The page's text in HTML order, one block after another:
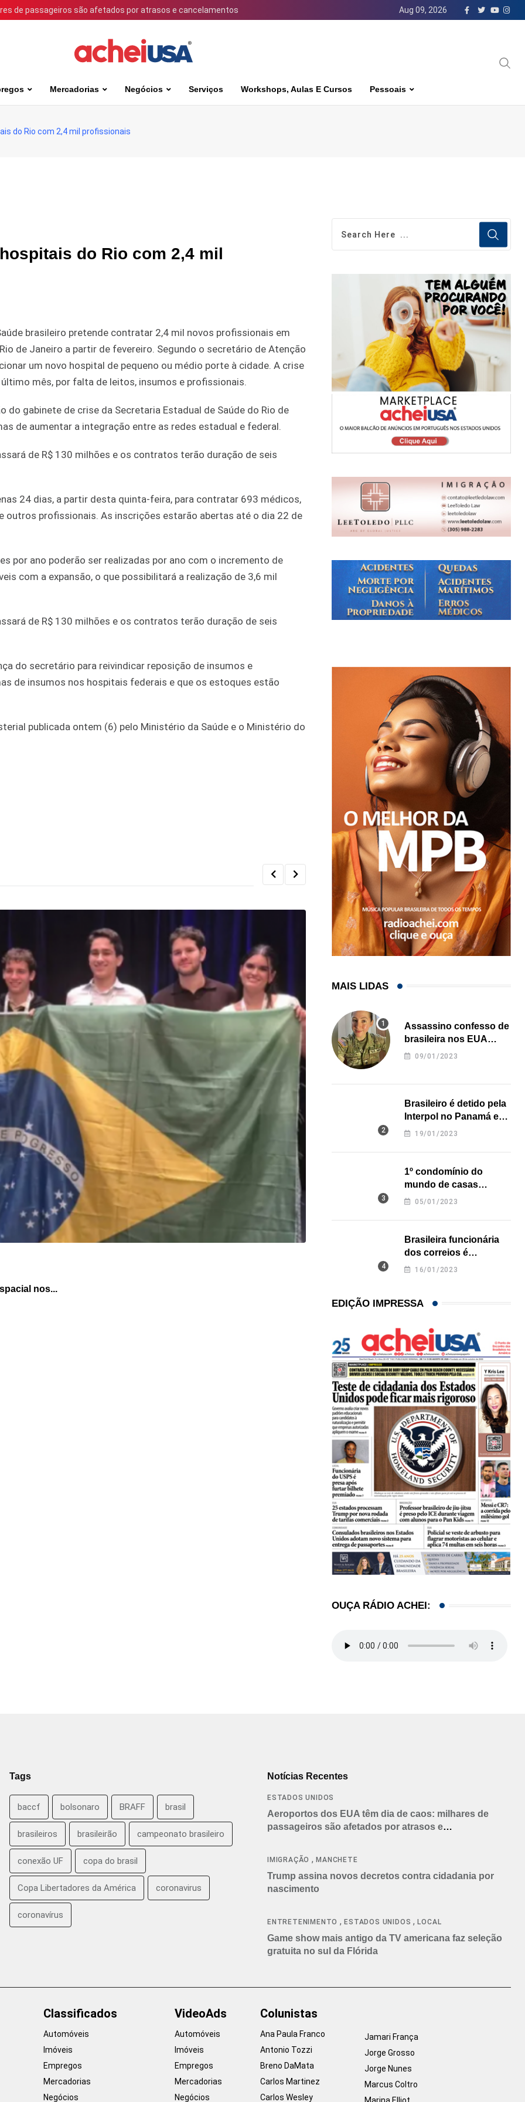
de passageiros são afetados por atrasos e cancelamentos Aug 09, 2026
Mercadorias Negócios Serviços Workshops, Aulas E Cursos Pessoais
do Rio com 2,4 mil profissionais
do Rio com 2,4 mil
brasileiro pretende contratar 2,4 mil novos profissionais em
de Janeiro a partir de fevereiro. Segundo o secretário de Atenção
um novo hospital de pequeno ou médio porte à cidade. A crise
mês, por falta de leitos, insumos e profissionais.
gabinete de crise da Secretaria Estadual de Saúde do Rio de
de aumentar a integração entre as redes estadual e federal.
de R$ 130 milhões e os contratos terão duração de seis
24 dias, a partir desta quinta-feira, para contratar 693 médicos,
profissionais. As inscrições estarão abertas até o dia 22 de
por ano poderão ser realizadas por ano com o incremento de
com a expansão, o que possibilitará a realização de 3,6 mil
de R$ 130 milhões e os contratos terão duração de seis
do secretário para reivindicar reposição de insumos e
de insumos nos hospitais federais e que os estoques estão
publicada ontem (6) pelo Ministério da Saúde e o Ministério do
nos...
ESTADOS UNIDOS
05/08/2026
MAIS LIDAS
Assassino confesso de
brasileira nos EUA
revela onde deixou o
09/01/2023
Brasileiro é detido pela
Interpol no Panamá e
pode pegar prisão
19/01/2023
1º condomínio do
mundo de casas
impressas em 3D é
05/01/2023
Brasileira funcionária
dos correios é
assassinada a facadas
16/01/2023
EDIÇÃO IMPRESSA
OUÇA RÁDIO ACHEI:
Tags
baccf bolsonaro BRAFF brasil
brasileiros brasileirão campeonato brasileiro
conexão UF copa do brasil
Copa Libertadores da América coronavirus
coronavírus
Notícias Recentes
ESTADOS UNIDOS
Aeroportos dos EUA têm dia de caos: milhares de
passageiros são afetados por atrasos e
IMIGRAÇÃO ,MANCHETE
Trump assina novos decretos contra cidadania por
nascimento
ENTRETENIMENTO ,ESTADOS UNIDOS ,LOCAL
Game show mais antigo da TV americana faz seleção
gratuita no sul da Flórida
Classificados
Automóveis
Imóveis
Empregos
Mercadorias
Negócios
VideoAds
Automóveis
Imóveis
Empregos
Mercadorias
Negócios
Colunistas
Ana Paula Franco
Antonio Tozzi
Breno DaMata
Carlos Martinez
Carlos Wesley
Jamari França
Jorge Grosso
Jorge Nunes
Marcus Coltro